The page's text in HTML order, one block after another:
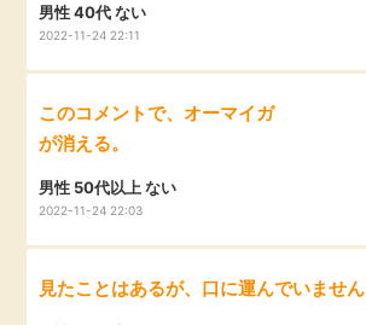
男性 40代 ない
2022-11-24 22:11
このコメントで、オーマイガ
が消える。
男性 50代以上 ない
2022-11-24 22:03
見たことはあるが、口に運んでいません